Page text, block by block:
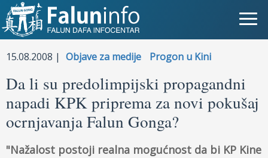
Šta je Falun Gong?
Zašto progon?
Objave za medije
15.08.2008 | Objave za medije Progon u Kini
Da li su predolimpijski propagandni
napadi KPK priprema za novi pokušaj
ocrnjavanja Falun Gonga?
"Nažalost postoji realna mogućnost da bi KP Kine